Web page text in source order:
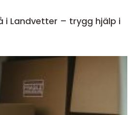
i Landvetter – trygg hjälp i